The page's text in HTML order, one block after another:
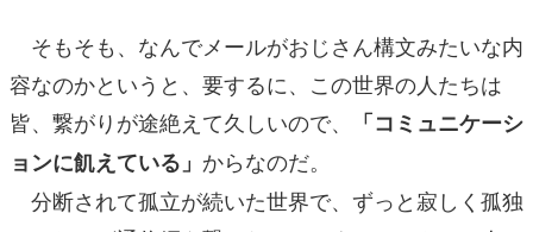
そもそも、なんでメールがおじさん構文みたいな内
容なのかというと、要するに、この世界の人たちは
皆、繋がりが途絶えて久しいので、
「コミュニケーシ
ョンに飢えている」 からなのだ。
分断されて孤立が続いた世界で、ずっと寂しく孤独